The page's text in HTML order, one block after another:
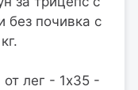
без почивка с
лег - 1х35 -